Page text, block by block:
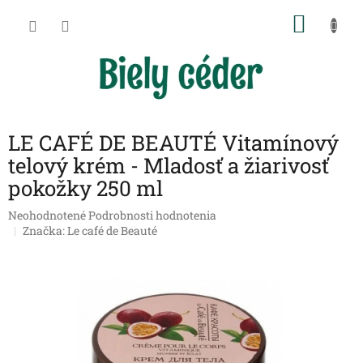
LE CAFÉ DE BEAUTÉ Vitamínový
telový krém - Mladosť a žiarivosť
pokožky 250 ml
Priemerné
hodnotenie
NeohodnotenéPodrobnosti hodnotenia
Značka:Le café de Beauté